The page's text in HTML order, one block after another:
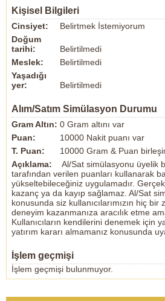
Kişisel Bilgileri
Cinsiyet:
Belirtmek İstemiyorum
Doğum
tarihi:
Belirtilmedi
Meslek:
Belirtilmedi
Yaşadığı
yer:
Belirtilmedi
Alım/Satım Simülasyon Durumu
Gram Altın: 0 Gram altını var
Puan:
10000 Nakit puanı var
T. Puan:
10000 Gram & Puan
Açıklama:
Al/Sat simülasyonu üyelik
tarafından verilen puanları kullanarak
yükseltebileceğiniz uygulamadır.
kazanç ya da kayıp sağlamaz. Al/Sat
konusunda siz kullanıcılarımızın hiç
deneyim kazanmanıza aracılık etme
Kullanıcıların kendilerini denemek için
yatırım kararı almamanız konusunda
İşlem geçmişi
İşlem geçmişi bulunmuyor.